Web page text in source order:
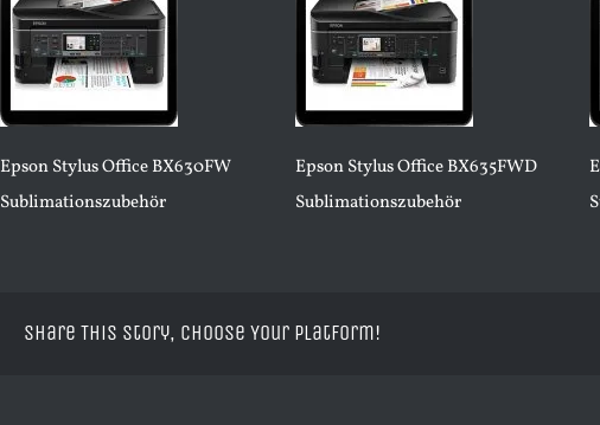
Epson Stylus Office BX630FW
Sublimationszubehör
Epson Stylus Office BX635FWD
Sublimationszubehör
Share This Story, Choose Your Platform!